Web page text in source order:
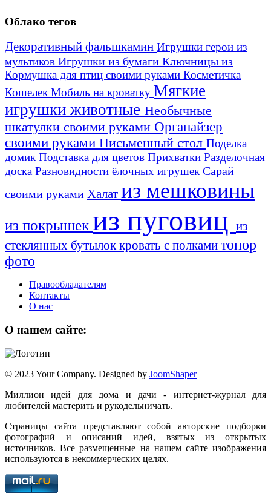
Облако тегов
Декоративный фальшкамин Игрушки герои из
мультиков Игрушки из бумаги Ключницы из
Кормушка для птиц своими руками Косметичка
КошелекМобиль на кроватку Мягкие
игрушки животные Необычные
шкатулки своими руками Органайзер
своими руками Письменный стол Поделка
домикПодставка для цветов Прихватки Разделочная
доска Разновидности ёлочных игрушекСарай
своими руками Халат из мешковины
из покрышек из пуговиц из
стеклянных бутылоккровать с полками топор
фото
Правообладателям
Контакты
О нас
О нашем сайте:
© 2023 Your Company. Designed by JoomShaper
Миллион идей для дома и дачи - интернет-журнал для
любителей мастерить и рукодельничать.
Страницы сайта представляют собой авторские подборки
фотографий и описаний идей, взятых из открытых
источников. Все размещенные на нашем сайте изображения
используются в некоммерческих целях.